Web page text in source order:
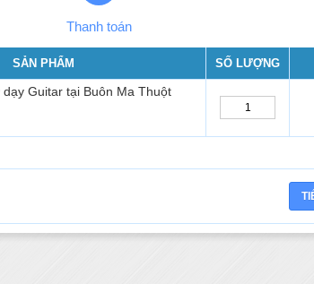
Thanh toán
SẢN PHẨM SỐ LƯỢNG
Guitar tại Buôn Ma Thuột
kèm môn Văn lớp 6
NHẬN DẠY
UKULELE TẠI